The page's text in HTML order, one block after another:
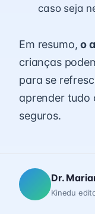
caso seja
Em resumo,o
crianças
para se
aprender tudo
seguros.
Dr.
Kinedu